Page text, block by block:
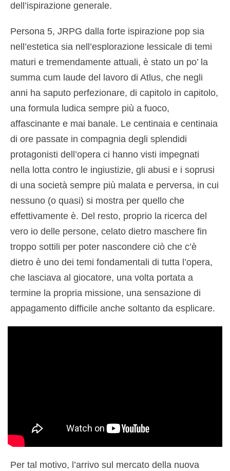
dell’ispirazione generale.
Persona 5, JRPG dalla forte ispirazione pop sia
nell’estetica sia nell’esplorazione lessicale di temi
maturi e tremendamente attuali, è stato un po’ la
summa cum laude del lavoro di Atlus, che negli
anni ha saputo perfezionare, di capitolo in capitolo,
una formula ludica sempre più a fuoco,
affascinante e mai banale. Le centinaia e centinaia
di ore passate in compagnia degli splendidi
protagonisti dell’opera ci hanno visti impegnati
nella lotta contro le ingiustizie, gli abusi e i soprusi
di una società sempre più malata e perversa, in cui
nessuno (o quasi) si mostra per quello che
effettivamente è. Del resto, proprio la ricerca del
vero io delle persone, celato dietro maschere fin
troppo sottili per poter nascondere ciò che c’è
dietro è uno dei temi fondamentali di tutta l’opera,
che lasciava al giocatore, una volta portata a
termine la propria missione, una sensazione di
appagamento difficile anche soltanto da esplicare.
Per tal motivo, l’arrivo sul mercato della nuova